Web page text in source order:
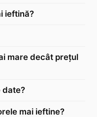
ieftină?
mare decât prețul
date?
mai ieftine?